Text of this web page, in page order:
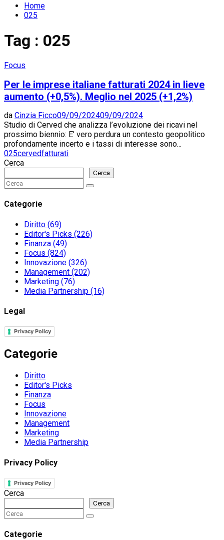
Home
025
Tag : 025
Focus
Per le imprese italiane fatturati 2024 in lieve
aumento (+0,5%). Meglio nel 2025 (+1,2%)
da Cinzia Ficco09/09/202409/09/2024
Studio di Cerved che analizza l’evoluzione dei ricavi nel
prossimo biennio: E’ vero perdura un contesto geopolitico
profondamente incerto e i tassi di interesse sono...
025cervedfatturati
Cerca
Cerca
Search
for:
Search
Categorie
Diritto (69)
Editor's Picks (226)
Finanza (49)
Focus (824)
Innovazione (326)
Management (202)
Marketing (76)
Media Partnership (16)
Legal
Privacy Policy
Categorie
Diritto
Editor's Picks
Finanza
Focus
Innovazione
Management
Marketing
Media Partnership
Privacy Policy
Privacy Policy
Cerca
Cerca
Search
for:
Search
Categorie